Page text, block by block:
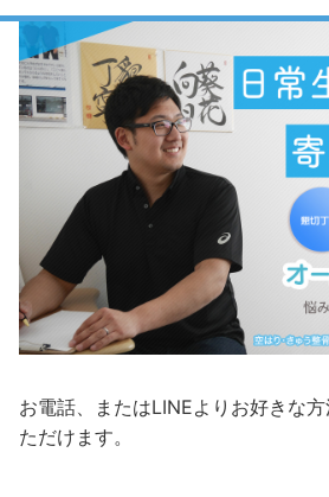
お電話、またはLINEよりお好きな
ただけます。